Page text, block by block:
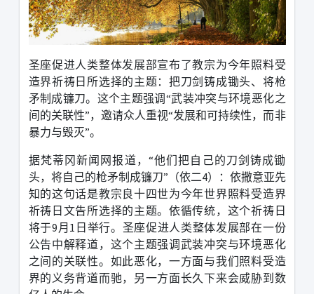
圣座促进人类整体发展部宣布了教宗为今年照料受
造界祈祷日所选择的主题：把刀剑铸成锄头、将枪
矛制成镰刀。这个主题强调“武装冲突与环境恶化之
间的关联性”，邀请众人重视“发展和可持续性，而非
暴力与毁灭”。
据梵蒂冈新闻网报道，“他们把自己的刀剑铸成锄
头，将自己的枪矛制成镰刀”（依二4）：依撒意亚先
知的这句话是教宗良十四世为今年世界照料受造界
祈祷日文告所选择的主题。依循传统，这个祈祷日
将于9 月1 日举行。圣座促进人类整体发展部在一份
公告中解释道，这个主题强调武装冲突与环境恶化
之间的关联性。如此恶化，一方面与我们照料受造
界的义务背道而驰，另一方面长久下来会威胁到数